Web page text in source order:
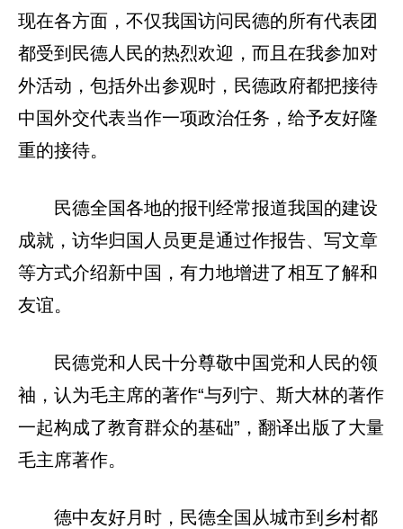
现在各方面，不仅我国访问民德的所有代表团
都受到民德人民的热烈欢迎，而且在我参加对
外活动，包括外出参观时，民德政府都把接待
中国外交代表当作一项政治任务，给予友好隆
重的接待。
民德全国各地的报刊经常报道我国的建设
成就，访华归国人员更是通过作报告、写文章
等方式介绍新中国，有力地增进了相互了解和
友谊。
民德党和人民十分尊敬中国党和人民的领
袖，认为毛主席的著作“与列宁、斯大林的著作
一起构成了教育群众的基础”，翻译出版了大量
毛主席著作。
德中友好月时，民德全国从城市到乡村都